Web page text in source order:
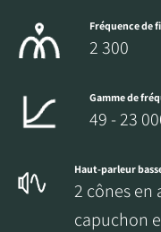
Fréquence de
2 300
Gamme de
49 - 23
Haut-parleur
2 cônes en
capuchon